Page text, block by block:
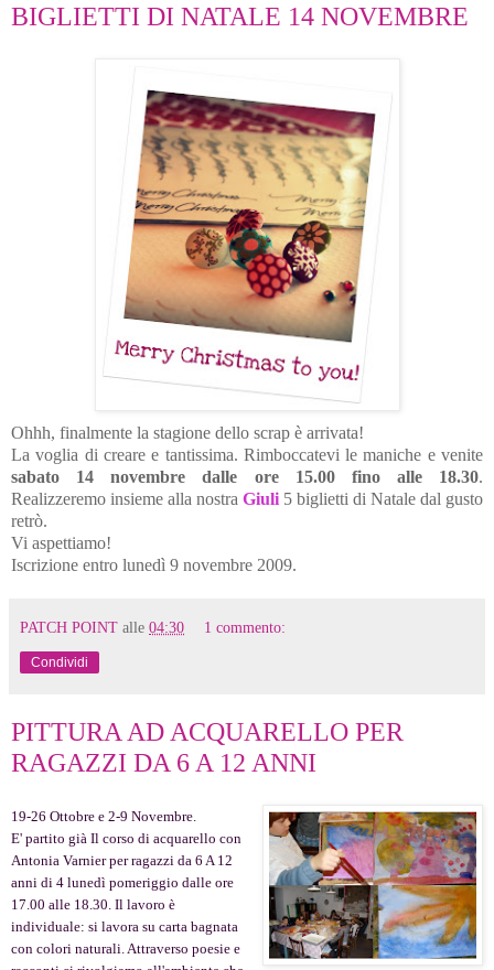
BIGLIETTI DI NATALE 14 NOVEMBRE
Ohhh, finalmente la stagione dello scrap è arrivata!
La voglia di creare e tantissima. Rimboccatevi le maniche e venite
sabato 14 novembre dalle ore 15.00 fino alle 18.30.
Realizzeremo insieme alla nostra Giuli 5 biglietti di Natale dal gusto
retrò.
Vi aspettiamo!
Iscrizione entro lunedì 9 novembre 2009.
PATCH POINT alle 04:30 1 commento:
Condividi
PITTURA AD ACQUARELLO PER
RAGAZZI DA 6 A 12 ANNI
19-26 Ottobre e 2-9 Novembre.
E' partito già Il corso di acquarello con
Antonia Varnier per ragazzi da 6 A 12
anni di 4 lunedì pomeriggio dalle ore
17.00 alle 18.30. Il lavoro è
individuale: si lavora su carta bagnata
con colori naturali. Attraverso poesie e